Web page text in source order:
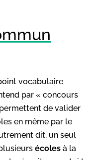
vocabulaire
par « concours
de valider
en même par le
dit, un seul
écoles à la